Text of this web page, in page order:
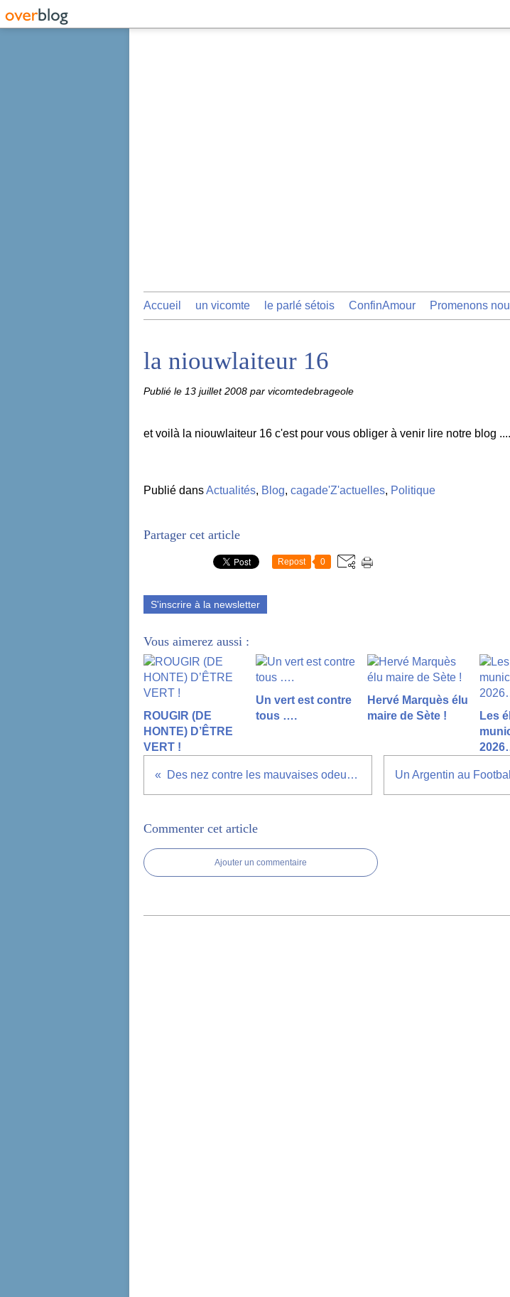
Accueil un vicomte le parlé sétois ConfinAmour Promenons
la niouwlaiteur 16
Publié le 13 juillet 2008 par vicomtedebrageole
et voilà la niouwlaiteur 16 c'est pour vous obliger à venir lire notre blog
Publié dansActualités, Blog, cagade'Z'actuelles, Politique
Partager cet article
Repost 0
S'inscrire à la newsletter
Vous aimerez aussi :
ROUGIR (DE
HONTE) D’ÊTRE
VERT !
Un vert est contre
tous ….
Hervé Marquès élu
maire de Sète !
Les
Des nez contre les mauvaises odeurs à Sète :
Commenter cet article
Ajouter un commentaire